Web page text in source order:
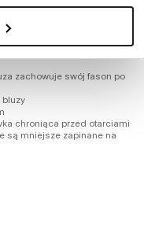
grubej tkaniny o
futerkiem o gramaturze 200
zachowuje swój fason po
bluzy
chroniąca przed otarciami
są mniejsze zapinane na